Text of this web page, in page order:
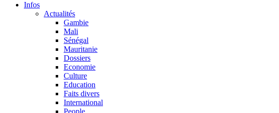
Infos
Actualités
Gambie
Mali
Sénégal
Mauritanie
Dossiers
Economie
Culture
Education
Faits divers
International